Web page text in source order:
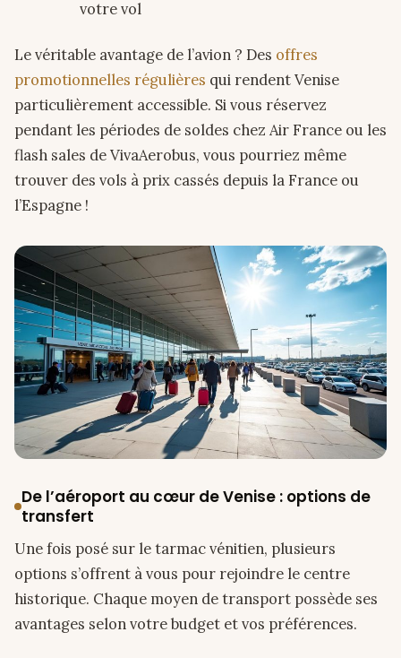
votre vol
Le véritable avantage de l’avion ? Des offres
promotionnelles régulières qui rendent Venise
particulièrement accessible. Si vous réservez
pendant les périodes de soldes chez Air France ou les
flash sales de VivaAerobus, vous pourriez même
trouver des vols à prix cassés depuis la France ou
l’Espagne !
De l’aéroport au cœur de Venise : options de
transfert
Une fois posé sur le tarmac vénitien, plusieurs
options s’offrent à vous pour rejoindre le centre
historique. Chaque moyen de transport possède ses
avantages selon votre budget et vos préférences.